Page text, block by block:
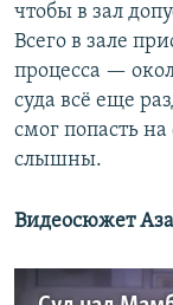
чтобы в зал
Всего в зале
процесса —
суда всё еще
смог попасть
слышны.
Видеосюжет